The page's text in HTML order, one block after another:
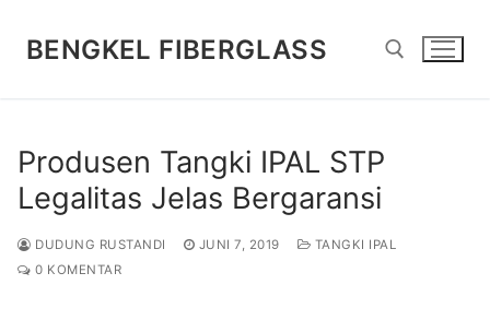
BENGKEL FIBERGLASS
Produsen Tangki IPAL STP
Legalitas Jelas Bergaransi
DUDUNG RUSTANDI JUNI 7, 2019
TANGKI IPAL
0 KOMENTAR